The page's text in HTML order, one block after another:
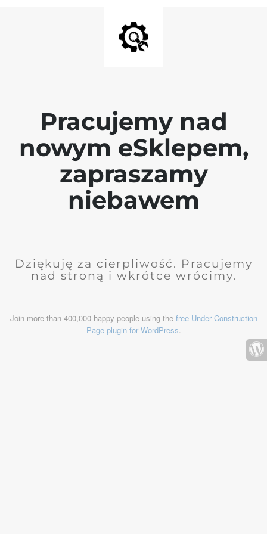
Pracujemy nad
nowym eSklepem,
zapraszamy
niebawem
Dziękuję za cierpliwość. Pracujemy
nad stroną i wkrótce wrócimy.
Join more than 400,000 happy people using the free Under Construction
Page plugin for WordPress.